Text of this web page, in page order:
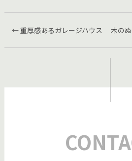
後
記
木の
← 重厚感あるガレージハウス